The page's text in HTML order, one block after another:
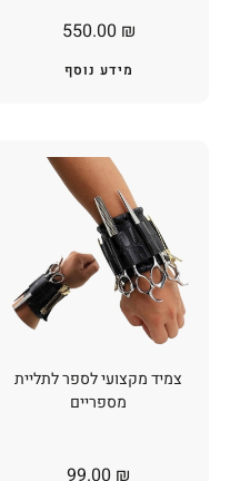
550.00 ₪
מידע נוסף
צמיד מקצועי לספר לתליית
מספריים